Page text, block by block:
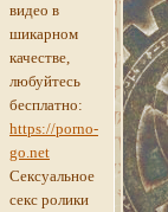
видео в
шикарном
качестве,
любуйтесь
бесплатно:
https://porno-
go.net
Сексуальное
секс ролики